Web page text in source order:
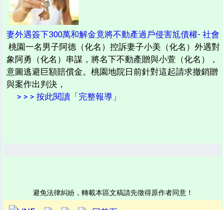
妻外遇簽下300萬和解金竟將不動產過戶侵害尪債權- 社會
桃園一名男子阿德（化名）控訴妻子小美（化名）外遇對
象阿勇（化名）串謀，將名下不動產贈與小萱（化名），
意圖逃避巨額賠償金。桃園地院日前針對這起請求撤銷贈
與案作出判決，
> > > 按此閱讀「完整報導」
避免法律糾紛，轉載本區文稿請先徵得原作者同意！